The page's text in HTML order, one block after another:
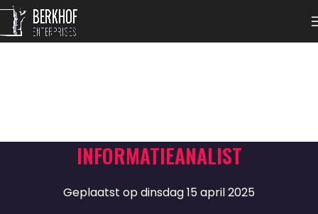
INFORMATIEANALIST
Geplaatst op dinsdag 15 april 2025